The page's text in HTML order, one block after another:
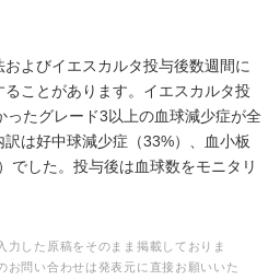
よびイエスカルタ投与後数週間に
ことがあります。イエスカルタ投
ったグレード3以上の血球減少症が全
は好中球減少症（33%）、血小板
でした。投与後は血球数をモニタリ
力した原稿をそのまま掲載しておりま
お問い合わせは発表元に直接お願いいた